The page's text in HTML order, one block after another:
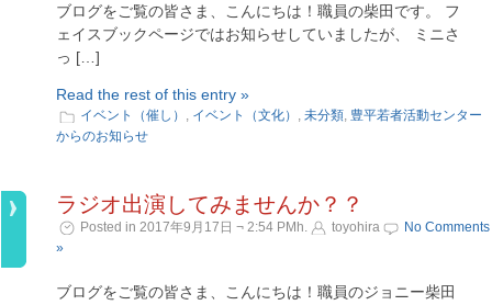
ブログをご覧の皆さま、こんにちは！職員の柴田です。 フ
ェイスブックページではお知らせしていましたが、 ミニさ
っ […]
Read the rest of this entry »
イベント（催し） , イベント（文化） , 未分類, 豊平若者活動センター
からのお知らせ
ラジオ出演してみませんか？？
Posted in 2017年9月17日 ¬ 2:54 PMh. toyohira
No Comments
»
ブログをご覧の皆さま、こんにちは！職員のジョニー柴田